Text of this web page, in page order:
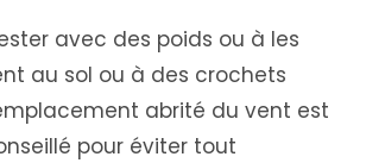
avec des poids ou à les
au sol ou à des crochets
abrité du vent est
pour éviter tout